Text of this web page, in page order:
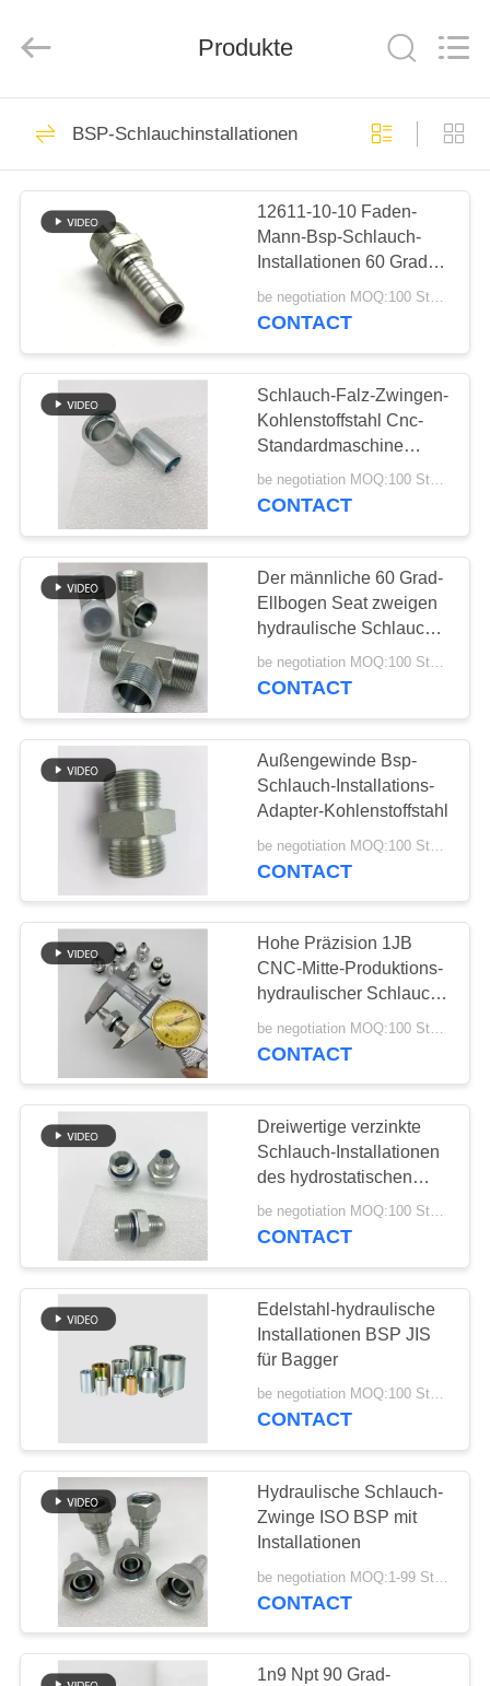
HAUS
PRODUKTE
FABRIK-
AUSFLUG
QUALITÄTSKONTROLLE
TRETEN
SIE
MIT
VERBINDUNG
FORDERN
ZITAT
SITEMAP
PRIVACY
POLICY
Connector
Co.,Ltd.
Hydraulische
Schlauch-
Installation
wiederverwendbare
Schlauchinstallationen
52
JIS-Schlauch-
Installationen
29
BSP-
Schlauchinstallationen
49
Lärm-Schlauch-
Installationen
Edelstahl-Schlauch-
Adapter
46
Männlich-weibliches
Schlauch-
Verbindungsstück
Produkte
BSP-Schlauchinstallationen
12611-10-10 Faden-
Mann-Bsp-Schlauch-
Installationen 60 Grad-
Kegel Seat
be negotiation MOQ:100 Stücke
CONTACT
Schlauch-Falz-Zwingen-
Kohlenstoffstahl Cnc-
Standardmaschine
Eaton hydraulische
be negotiation MOQ:100 Stücke
CONTACT
Der männliche 60 Grad-
Ellbogen Seat zweigen
hydraulische Schlauch-
Installationen Bsp ab
be negotiation MOQ:100 Stücke
CONTACT
Außengewinde Bsp-
Schlauch-Installations-
Adapter-Kohlenstoffstahl
CONTACT
Hohe Präzision 1JB
CNC-Mitte-Produktions-
hydraulischer Schlauch-
Adapter
be negotiation MOQ:100 Stücke
CONTACT
Dreiwertige verzinkte
Schlauch-Installationen
des hydrostatischen
Druck-1JG
be negotiation MOQ:100 Stücke
CONTACT
Edelstahl-hydraulische
Installationen BSP JIS
für Bagger
be negotiation MOQ:100 Stücke
CONTACT
Hydraulische Schlauch-
Zwinge ISO BSP mit
Installationen
CONTACT
1n9 Npt 90 Grad-